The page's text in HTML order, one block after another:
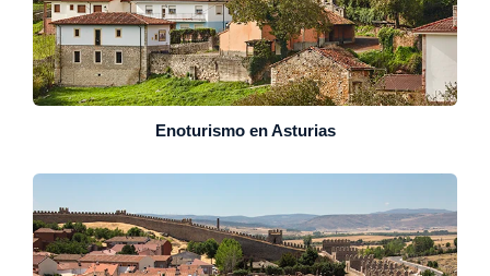
Enoturismo en Asturias